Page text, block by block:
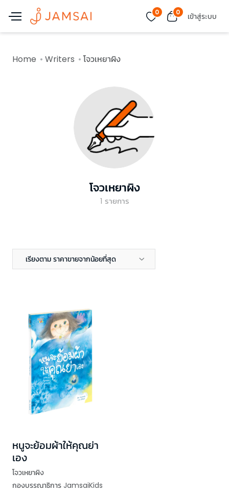
0 0 เข้าสู่ระบบ
Home Writers โจวเหยาผิง
โจวเหยาผิง
1 รายการ
เรียงตาม ราคาขายจากน้อยที่สุด
หนูจะย้อมผ้าให้คุณย่า
เอง
โจวเหยาผิง
กองบรรณาธิการ JamsaiKids